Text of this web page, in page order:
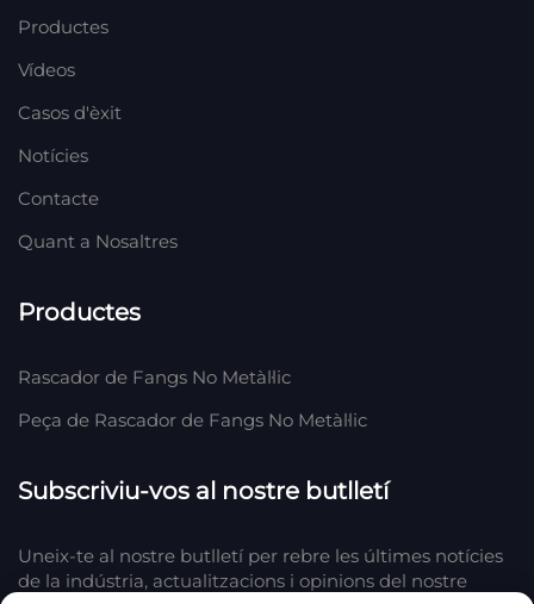
Productes
Vídeos
Casos d'èxit
Notícies
Contacte
Quant a Nosaltres
Productes
Rascador de Fangs No Metàl·lic
Peça de Rascador de Fangs No Metàl·lic
Subscriviu-vos al nostre butlletí
Uneix-te al nostre butlletí per rebre les últimes notícies
de la indústria, actualitzacions i opinions del nostre